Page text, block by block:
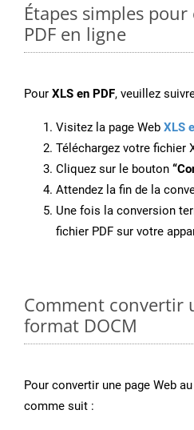
Étapes simples
PDF en ligne
Pour XLS en PDF, veuillez
Visitez la page Web XLS
Téléchargez votre fichier
Cliquez sur le bouton
Attendez la fin de la
Une fois la conversion
fichier PDF sur votre
Comment convertir
format DOCM
Pour convertir une page Web
comme suit :